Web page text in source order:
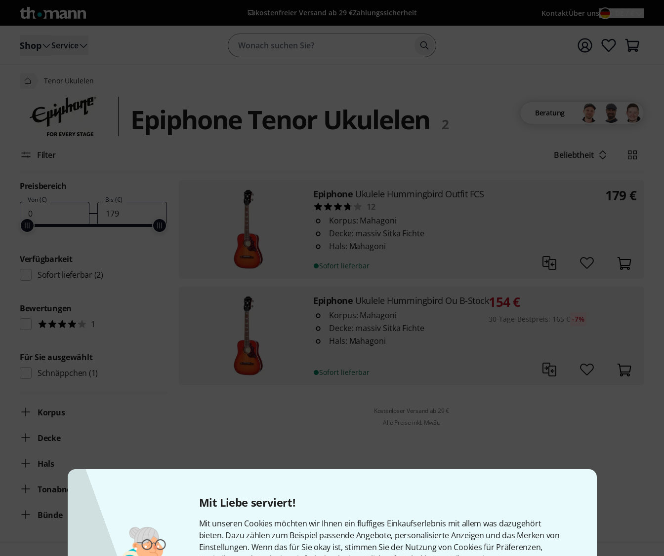
Mit Liebe serviert!
Mit unseren Cookies möchten wir Ihnen ein fluffiges Einkaufserlebnis mit allem was dazugehört
bieten. Dazu zählen zum Beispiel passende Angebote, personalisierte Anzeigen und das Merken von
Einstellungen. Wenn das für Sie okay ist, stimmen Sie der Nutzung von Cookies für Präferenzen,
kostenfreier Versand ab 29 €Zahlungssicherheit KontaktÜber uns
Shop Service Suche mit Suchwort {searchTerm} starten
Tenor Ukulelen
Epiphone Tenor Ukulelen 2
Beratung
Filter Beliebtheit
Preisbereich
Von (€) Bis (€)
Verfügbarkeit
Sofort lieferbar (2)
Bewertungen
1
Für Sie ausgewählt
Schnäppchen (1)
Korpus
Decke
Hals
Tonabnehmer
Bünde
Epiphone Ukulele Hummingbird Outfit FCS
12
Korpus: Mahagoni
Decke: massiv Sitka Fichte
Hals: Mahagoni
Sofort lieferbar
179 €
Epiphone Ukulele Hummingbird Ou B-Stock
Korpus: Mahagoni
Decke: massiv Sitka Fichte
Hals: Mahagoni
Sofort lieferbar
154€
30-Tage-Bestpreis: 165 € -7%
Kostenloser Versand ab 29 €
Alle Preise inkl. MwSt.